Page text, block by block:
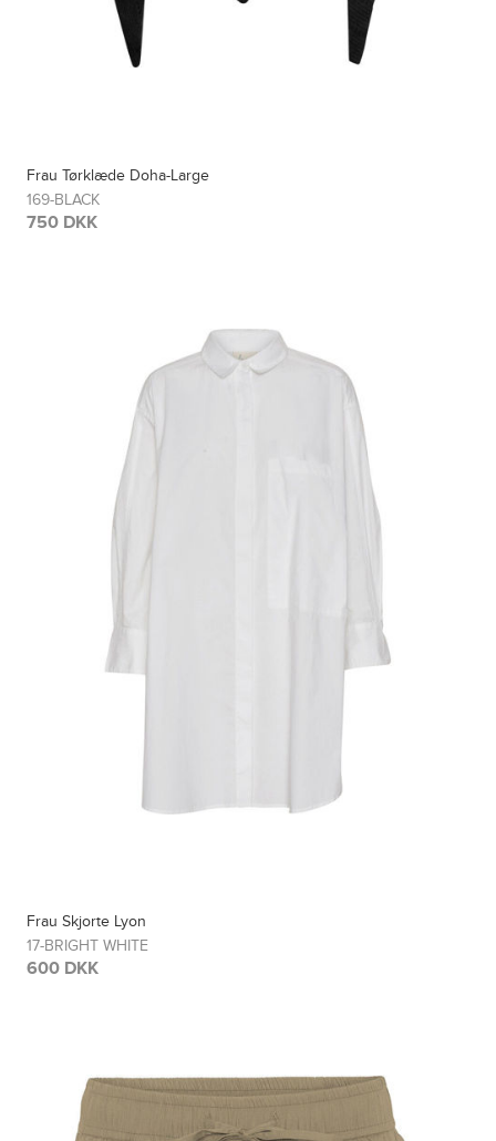
Frau Tørklæde Doha-Large
169-BLACK
750 DKK
Frau Skjorte Lyon
17-BRIGHT WHITE
600 DKK